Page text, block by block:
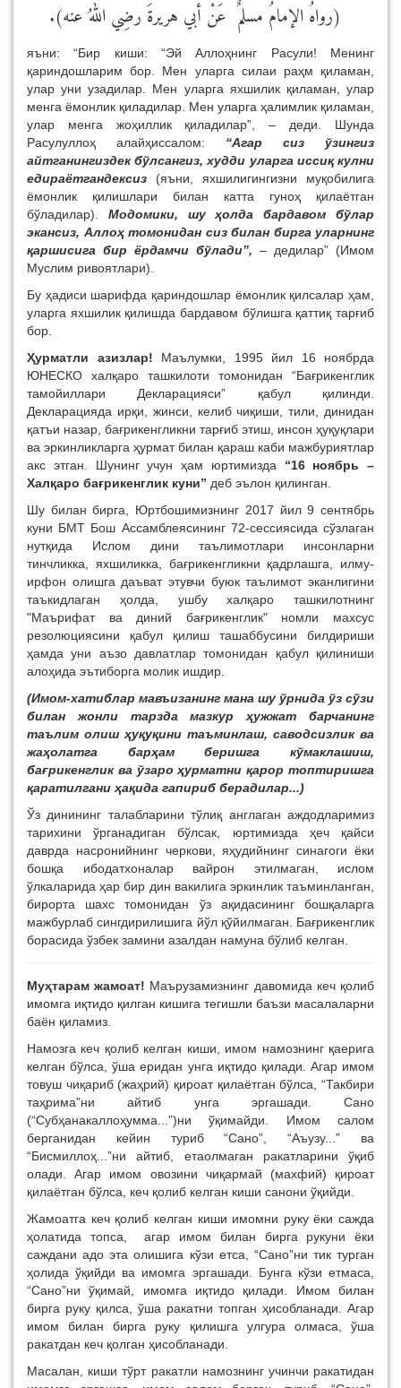
(رواهُ الإمامُ مسلمٌ عَنْ أبي هريرةَ رضِي اللهُ عنه).
яъни: “Бир киши: “Эй Аллоҳнинг Расули! Менинг
қариндошларим бор. Мен уларга силаи раҳм қиламан,
улар уни узадилар. Мен уларга яхшилик қиламан, улар
менга ёмонлик қиладилар. Мен уларга ҳалимлик қиламан,
улар менга жоҳиллик қиладилар”, – деди. Шунда
Расулуллоҳ алайҳиссалом: “Агар сиз ўзингиз
айтганингиздек бўлсангиз, худди уларга иссиқ кулни
едираётгандексиз (яъни, яхшилигингизни муқобилига
ёмонлик қилишлари билан катта гуноҳ қилаётган
бўладилар).
Модомики, шу ҳолда бардавом бўлар
экансиз, Аллоҳ томонидан сиз билан бирга уларнинг
қаршисига бир ёрдамчи бўлади”, – дедилар” (Имом
Муслим ривоятлари).
Бу ҳадиси шарифда қариндошлар ёмонлик қилсалар ҳам,
уларга яхшилик қилишда бардавом бўлишга қаттиқ тарғиб
бор.
Ҳурматли азизлар! Маълумки, 1995 йил 16 ноябрда
ЮНЕСКО халқаро ташкилоти томонидан “Бағрикенглик
тамойиллари Декларацияси” қабул қилинди.
Декларацияда ирқи, жинси, келиб чиқиши, тили, динидан
қатъи назар, бағрикенгликни тарғиб этиш, инсон ҳуқуқлари
ва эркинликларга ҳурмат билан қараш каби мажбуриятлар
акс этган. Шунинг учун ҳам юртимизда “16 ноябрь –
Халқаро бағрикенглик куни” деб эълон қилинган.
Шу билан бирга, Юртбошимизнинг 2017 йил 9 сентябрь
куни БМТ Бош Ассамблеясининг 72-сессиясида сўзлаган
нутқида Ислом дини таълимотлари инсонларни
тинчликка, яхшиликка, бағрикенгликни қадрлашга, илму-
ирфон олишга даъват этувчи буюк таълимот эканлигини
таъкидлаган ҳолда, ушбу халқаро ташкилотнинг
"Маърифат ва диний бағрикенглик" номли махсус
резолюциясини қабул қилиш ташаббусини билдириши
ҳамда уни аъзо давлатлар томонидан қабул қилиниши
алоҳида эътиборга молик ишдир.
(Имом-хатиблар мавъизанинг мана шу ўрнида ўз сўзи
билан жонли тарзда мазкур ҳужжат барчанинг
таълим олиш ҳуқуқини таъминлаш, саводсизлик ва
жаҳолатга барҳам беришга кўмаклашиш,
бағрикенглик ва ўзаро ҳурматни қарор топтиришга
қаратилгани ҳақида гапириб берадилар...)
Ўз динининг талабларини тўлиқ англаган аждодларимиз
тарихини ўрганадиган бўлсак, юртимизда ҳеч қайси
даврда насронийнинг черкови, яҳудийнинг синагоги ёки
бошқа ибодатхоналар вайрон этилмаган, ислом
ўлкаларида ҳар бир дин вакилига эркинлик таъминланган,
бирорта шахс томонидан ўз ақидасининг бошқаларга
мажбурлаб сингдирилишига йўл қўйилмаган. Бағрикенглик
борасида ўзбек замини азалдан намуна бўлиб келган.
Муҳтарам жамоат! Маърузамизнинг давомида кеч қолиб
имомга иқтидо қилган кишига тегишли баъзи масалаларни
баён қиламиз.
Намозга кеч қолиб келган киши, имом намознинг қаерига
келган бўлса, ўша еридан унга иқтидо қилади. Агар имом
товуш чиқариб (жаҳрий) қироат қилаётган бўлса, “Такбири
таҳрима”ни айтиб унга эргашади. Сано
(“Субҳанакаллоҳумма...”)ни ўқимайди. Имом салом
берганидан кейин туриб “Сано”, “Аъузу...” ва
“Бисмиллоҳ...”ни айтиб, етаолмаган ракатларини ўқиб
олади. Агар имом овозини чиқармай (махфий) қироат
қилаётган бўлса, кеч қолиб келган киши санони ўқийди.
Жамоатга кеч қолиб келган киши имомни руку ёки сажда
ҳолатида топса, агар имом билан бирга рукуни ёки
саждани адо эта олишига кўзи етса, “Сано”ни тик турган
ҳолида ўқийди ва имомга эргашади. Бунга кўзи етмаса,
“Сано”ни ўқимай, имомга иқтидо қилади. Имом билан
бирга руку қилса, ўша ракатни топган ҳисобланади. Агар
имом билан бирга руку қилишга улгура олмаса, ўша
ракатдан кеч қолган ҳисобланади.
Масалан, киши тўрт ракатли намознинг учинчи ракатидан